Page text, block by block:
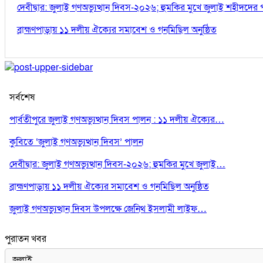
দেবীদ্বার: জুলাই গণঅভ্যুত্থান দিবস-২০২৬; হুমকির মুখে জুলাই শহীদদের
ব্রাহ্মণপাড়ায় ১১ দলীয় ঐক্যের সমাবেশ ও গনমিছিল অনুষ্ঠিত
সর্বশেষ
পার্বতীপুরে জুলাই গণঅভ্যুত্থান দিবস পালন : ১১ দলীয় ঐক্যের…
কুবিতে ‘জুলাই গণঅভ্যুত্থান দিবস’ পালন
দেবীদ্বার: জুলাই গণঅভ্যুত্থান দিবস-২০২৬; হুমকির মুখে জুলাই…
ব্রাহ্মণপাড়ায় ১১ দলীয় ঐক্যের সমাবেশ ও গনমিছিল অনুষ্ঠিত
জুলাই গণঅভ্যুত্থান দিবস উপলক্ষে জেনিথ ইসলামী লাইফ…
পুরাতন খবর